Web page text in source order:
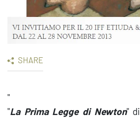
SHARE
"
"La Prima Legge di Newton" di